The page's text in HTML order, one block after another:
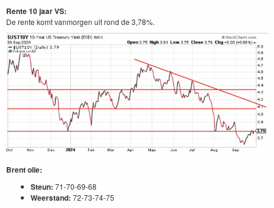
Rente 10 jaar VS:
De rente komt vanmorgen uit rond de 3,78%.
Brent olie:
Steun: 71-70-69-68
Weerstand: 72-73-74-75